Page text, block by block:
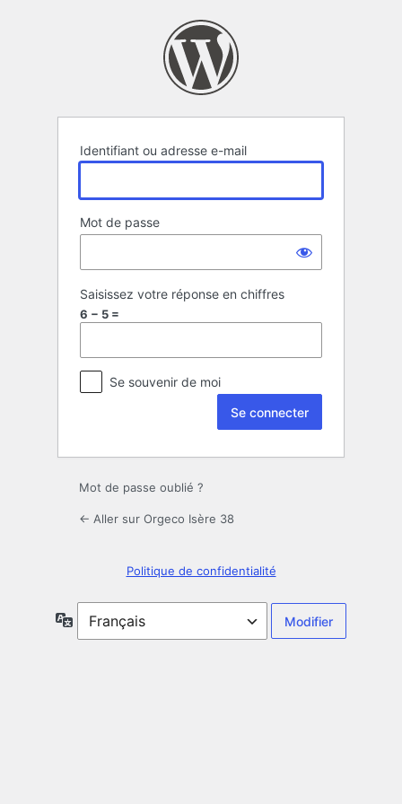
Identifiant ou adresse e-mail
Mot de passe
Saisissez votre réponse en chiffres
6 − 5 =
Se souvenir de moi
Mot de passe oublié ?
← Aller sur Orgeco Isère 38
Politique de confidentialité
Langue